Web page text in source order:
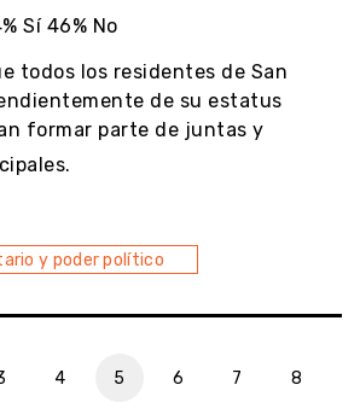
Sí 46% No
todos los residentes de San
de su estatus
formar parte de juntas y
y poder político
4 5 6 7 8